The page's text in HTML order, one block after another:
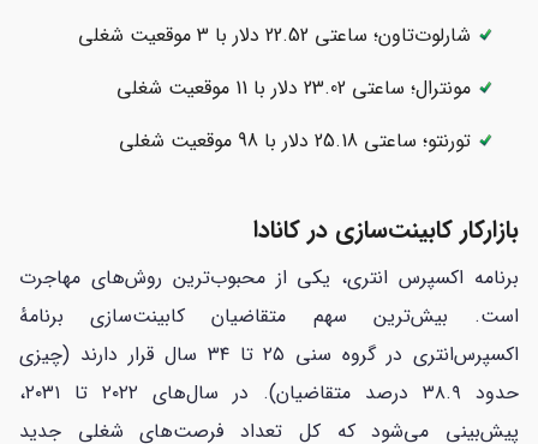
شارلوت‌تاون؛ ساعتی 22.52 دلار با 3 موقعیت شغلی
مونترال؛ ساعتی 23.02 دلار با 11 موقعیت شغلی
تورنتو؛ ساعتی 25.18 دلار با 98 موقعیت شغلی
بازارکار کابینت‌سازی در کانادا
برنامه اکسپرس انتری، یکی از محبوب‌ترین روش‌های مهاجرت
است. بیش‌ترین سهم متقاضیان کابینت‌سازی برنامهٔ
اکسپرس‌انتری در گروه سنی ۲۵ تا ۳۴ سال قرار دارند (چیزی
حدود ۳۸.۹ درصد متقاضیان). در سال‌های ۲۰۲۲ تا ۲۰۳۱،
پیش‌بینی می‌شود که کل تعداد فرصت‌های شغلی جدید